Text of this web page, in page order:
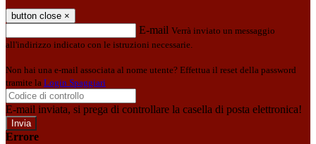
button close ×
E-mail Verrà inviato un messaggio
all'indirizzo indicato con le istruzioni necessarie.
Non hai una e-mail associata al nome utente? Effettua il reset della password
tramite la Login Spaggiari
E-mail inviata, si prega di controllare la casella di posta elettronica!
Errore